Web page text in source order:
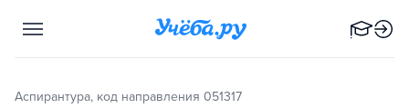
Аспирантура, код направления 051317